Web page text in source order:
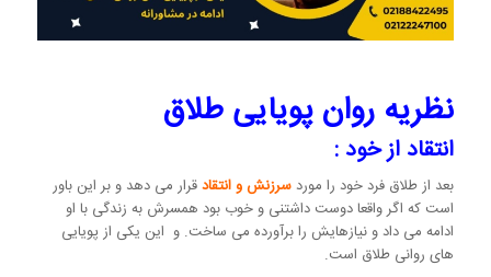
نظریه روان پویایی طلاق
انتقاد از خود :
بعد از طلاق فرد خود را مورد سرزنش و انتقاد قرار می دهد و بر این باور
است که اگر واقعا دوست داشتنی و خوب بود همسرش به زندگی با او
ادامه می داد و نیازهایش را برآورده می ساخت. و این یکی از پویایی
های روانی طلاق است.